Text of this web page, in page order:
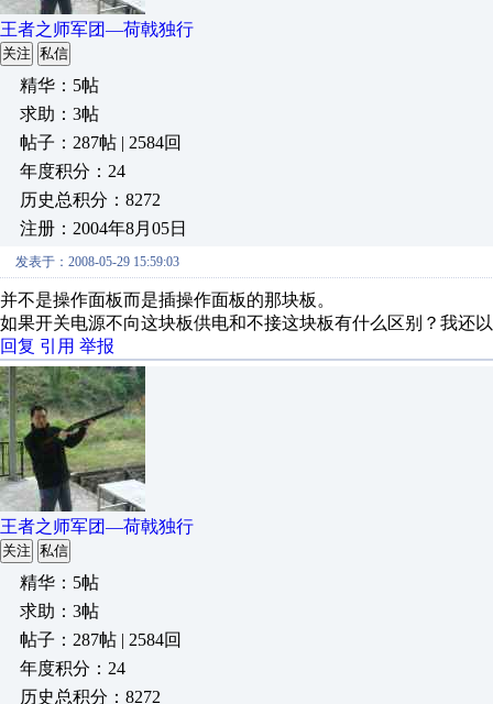
王者之师军团—荷戟独行
关注 私信
精华：5帖
求助：3帖
帖子：287帖 | 2584回
年度积分：24
历史总积分：8272
注册：2004年8月05日
发表于：2008-05-29 15:59:03
并不是操作面板而是插操作面板的那块板。
如果开关电源不向这块板供电和不接这块板有什么区别？我还
回复 引用 举报
王者之师军团—荷戟独行
关注 私信
精华：5帖
求助：3帖
帖子：287帖 | 2584回
年度积分：24
历史总积分：8272